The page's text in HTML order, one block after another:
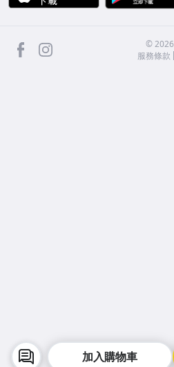
加入購物車
facebook ©2026
服務條款